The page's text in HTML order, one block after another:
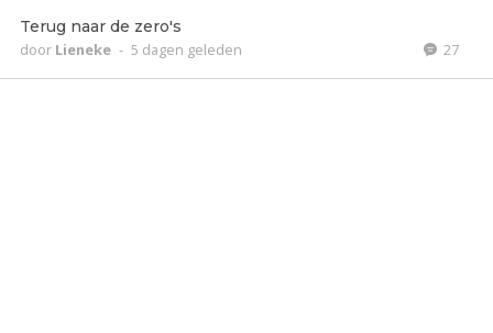
Terug naar de zero's
door Lieneke - 5 dagen geleden 27